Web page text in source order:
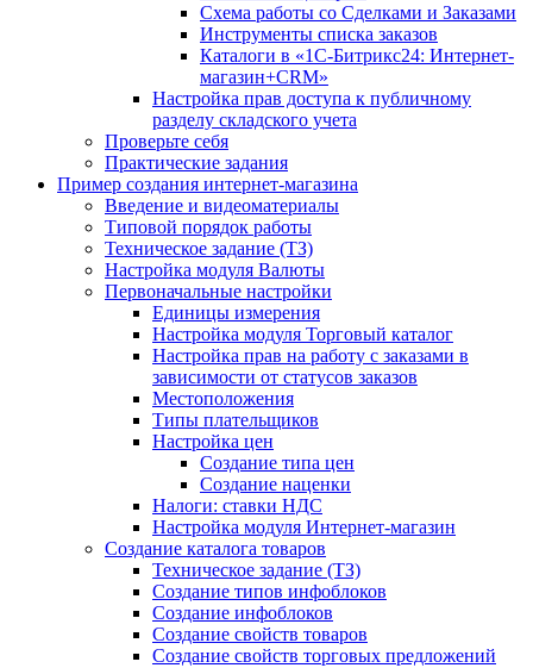
Схема работы со Сделками и Заказами
Инструменты списка заказов
Каталоги в «1С-Битрикс24: Интернет-
магазин+CRM»
Настройка прав доступа к публичному
разделу складского учета
Проверьте себя
Практические задания
Пример создания интернет-магазина
Введение и видеоматериалы
Типовой порядок работы
Техническое задание (ТЗ)
Настройка модуля Валюты
Первоначальные настройки
Единицы измерения
Настройка модуля Торговый каталог
Настройка прав на работу с заказами в
зависимости от статусов заказов
Местоположения
Типы плательщиков
Настройка цен
Создание типа цен
Создание наценки
Налоги: ставки НДС
Настройка модуля Интернет-магазин
Создание каталога товаров
Техническое задание (ТЗ)
Создание типов инфоблоков
Создание инфоблоков
Создание свойств товаров
Создание свойств торговых предложений